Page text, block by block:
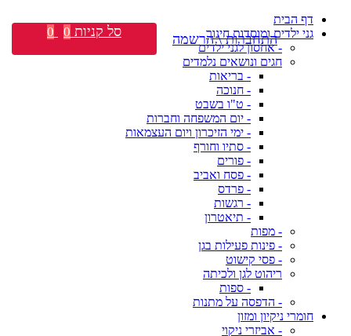
דף הבית
גני ילדים ומוסדות חינוך
- אחסון לגני ילדים
חגים ונושאים נלמדים
- בריאות
- חנוכה
- ט"ו בשבט
- יום המשפחה וחברות
- ימי הזיכרון ויום העצמאות
- סתיו וחורף
- פורים
- פסח ואביב
- פרדס
- רגשות
- תיאטרון
- מפות
- פינות פעילות בגן
- פסי קישוט
ריהוט לגן ולכיתה
- ספות
- הדפסה על מתנות
חומרי ניקיון ומזון
- אביזרי ניקוי
התחברות \ הרשמה סל קניות 0
0